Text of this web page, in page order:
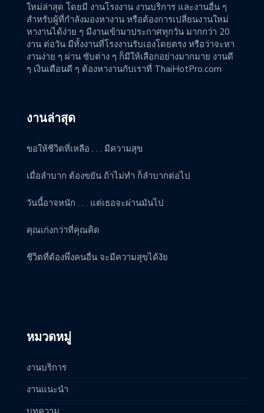
ใหม่ล่าสุด โดยมี งานโรงงาน งานบริการ และงานอื่น ๆ
สำหรับผู้ที่กำลังมองหางาน หรือต้องการเปลี่ยนงานใหม่
หางานได้ง่าย ๆ มีงานเข้ามาประกาศทุกวัน มากกว่า 20
งาน ต่อวัน มีทั้งงานที่โรงงานรับเองโดยตรง หรือว่าจะหา
งานง่าย ๆ ผ่าน ซับต่าง ๆ ก็มีให้เลือกอย่างมากมาย งานดี
ๆ เงินเดือนดี ๆ ต้องหางานกับเราที่ ThaiHotPro.com
งานล่าสุด
ขอให้ชีวิตที่เหลือ . . . มีความสุข
เมื่อลำบาก ต้องขยัน ถ้าไม่ทำ ก็ลำบากต่อไป
วันนี้อาจหนัก . . . แต่เธอจะผ่านมันไป
คุณเก่งกว่าที่คุณคิด
ชีวิตที่ต้องพึ่งคนอื่น จะมีความสุขได้งัย
หมวดหมู่
งานบริการ
งานแนะนำ